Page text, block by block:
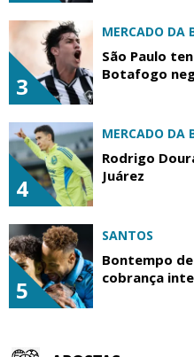
3
MERCADO DA
São Paulo
Botafogo
4
MERCADO DA
Rodrigo
Juárez
5
SANTOS
Bontempo
cobrança